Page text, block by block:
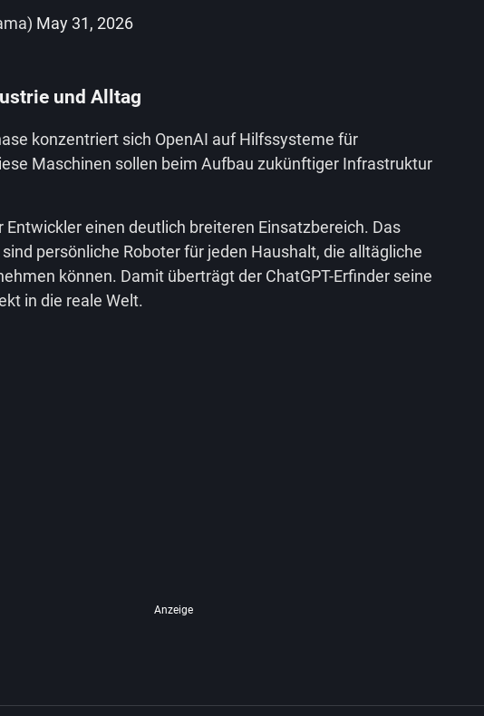
May 31, 2026
und Alltag
konzentriert sich OpenAI auf Hilfssysteme für
Maschinen sollen beim Aufbau zukünftiger Infrastruktur
Entwickler einen deutlich breiteren Einsatzbereich. Das
persönliche Roboter für jeden Haushalt, die alltägliche
können. Damit überträgt der ChatGPT-Erfinder seine
in die reale Welt.
Anzeige